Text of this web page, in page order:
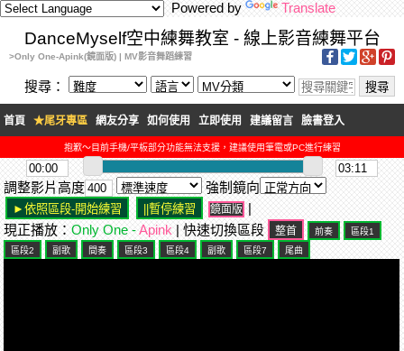
Powered by Translate
DanceMyself空中練舞教室 - 線上影音練舞平台
>Only One-Apink(鏡面版) | MV影音舞蹈練習
搜尋：
首頁 ★尾牙專區 網友分享 如何使用 立即使用 建議留言 臉書登入
抱歉～目前手機/平板部分功能無法支援，建議使用筆電或PC進行練習
調整影片高度 強制鏡向
鏡面版 |
現正播放：Only One -Apink | 快速切換區段